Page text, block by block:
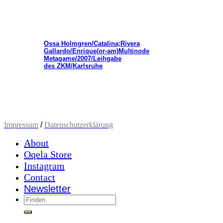
Ossa Holmgren/Catalina;Rivera
Gallardo/Enrique(or-am)Multinode
Metagame/2007/Leihgabe
des ZKM/Karlsruhe
Impressum /Datenschutzerklärung
About
Oqela Store
Instagram
Contact
Newsletter